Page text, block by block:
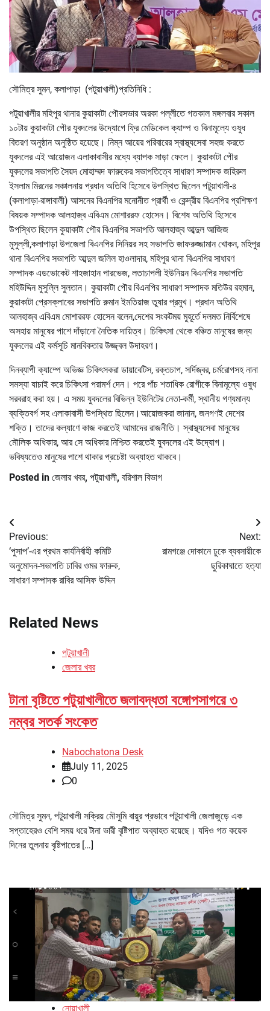
সৌমিত্র সুমন, কলাপাড়া (পটুয়াখালী)প্রতিনিধি :
পটুয়াখালীর মহিপুর থানার কুয়াকাটা পৌরসভার অরকা পল্লীতে গতকাল মঙ্গলবার সকাল
১০টায় কুয়াকাটা পৌর যুবদলের উদ্যোগে ফ্রি মেডিকেল ক্যাম্প ও বিনামূল্যে ওষুধ
বিতরণ অনুষ্ঠান অনুষ্ঠিত হয়েছে। নিম্ন আয়ের পরিবারের স্বাস্থ্যসেবা সহজ করতে
যুবদলের এই আয়োজন এলাকাবাসীর মধ্যে ব্যাপক সাড়া ফেলে। কুয়াকাটা পৌর
যুবদলের সভাপতি সৈয়দ মোহাম্মদ ফারুকের সভাপতিত্বে সাধারণ সম্পাদক জহিরুল
ইসলাম মিরনের সঞ্চালনায় প্রধান অতিথি হিসেবে উপস্থিত ছিলেন পটুয়াখালী-৪
(কলাপাড়া-রাঙ্গাবালী) আসনের বিএনপির মনোনীত প্রার্থী ও কেন্দ্রীয় বিএনপির প্রশিক্ষণ
বিষয়ক সম্পাদক আলহাজ্ব এবিএম মোশাররফ হোসেন। বিশেষ অতিথি হিসেবে
উপস্থিত ছিলেন কুয়াকাটা পৌর বিএনপির সভাপতি আলহাজ্ব আব্দুল আজিজ
মুসুল্লী,কলাপাড়া উপজেলা বিএনপির সিনিয়র সহ সভাপতি জাফরুজ্জামান খোকন, মহিপুর
থানা বিএনপির সভাপতি আব্দুল জলিল হাওলাদার, মহিপুর থানা বিএনপির সাধারণ
সম্পাদক এডভোকেট শাহজাহান পারভেজ, লতাচাপলী ইউনিয়ন বিএনপির সভাপতি
মহিউদ্দিন মুসুল্লি সুলতান। কুয়াকাটা পৌর বিএনপির সাধারণ সম্পাদক মতিউর রহমান,
কুয়াকাটা প্রেসক্লাবের সভাপতি রুমান ইমতিয়াজ তুষার প্রমুখ। প্রধান অতিথি
আলহাজ্ব এবিএম মোশাররফ হোসেন বলেন,দেশের সংকটময় মুহূর্তে দলমত নির্বিশেষে
অসহায় মানুষের পাশে দাঁড়ানো নৈতিক দায়িত্ব। চিকিৎসা থেকে বঞ্চিত মানুষের জন্য
যুবদলের এই কর্মসূচি মানবিকতার উজ্জ্বল উদাহরণ।
দিনব্যাপী ক্যাম্পে অভিজ্ঞ চিকিৎসকরা ডায়াবেটিস, রক্তচাপ, সর্দিজ্বর, চর্মরোগসহ নানা
সমস্যা যাচাই করে চিকিৎসা পরামর্শ দেন। পরে পাঁচ শতাধিক রোগীকে বিনামূল্যে ওষুধ
সরবরাহ করা হয়। এ সময় যুবদলের বিভিন্ন ইউনিটের নেতা-কর্মী, স্থানীয় গণ্যমান্য
ব্যক্তিবর্গ সহ এলাকাবাসী উপস্থিত ছিলেন।আয়োজকরা জানান, জনগণই দেশের
শক্তি। তাদের কল্যাণে কাজ করতেই আমাদের রাজনীতি। স্বাস্থ্যসেবা মানুষের
মৌলিক অধিকার, আর সে অধিকার নিশ্চিত করতেই যুবদলের এই উদ্যোগ।
ভবিষ্যতেও মানুষের পাশে থাকার প্রচেষ্টা অব্যাহত থাকবে।
Posted in জেলার খবর, পটুয়াখালী, বরিশাল বিভাগ
Post
navigation
Previous:
‘পুসাপ’-এর প্রথম কার্যনির্বাহী কমিটি
অনুমোদন-সভাপতি ঢাবির ওমর ফারুক,
সাধারণ সম্পাদক রাবির আসিফ উদ্দিন
Next:
রামগঞ্জে দোকানে ঢুকে ব্যবসায়ীকে
ছুরিকাঘাতে হত্যা
Related News
পটুয়াখালী
জেলার খবর
টানা বৃষ্টিতে পটুয়াখালীতে জলাবদ্ধতা বঙ্গোপসাগরে ৩
নম্বর সতর্ক সংকেত
Nabochatona Desk
July 11, 2025
0
সৌমিত্র সুমন, পটুয়াখালী সক্রিয় মৌসুমি বায়ুর প্রভাবে পটুয়াখালী জেলাজুড়ে এক
সপ্তাহেরও বেশি সময় ধরে টানা ভারী বৃষ্টিপাত অব্যাহত রয়েছে। যদিও গত কয়েক
দিনের তুলনায় বৃষ্টিপাতের […]
নোয়াখালী